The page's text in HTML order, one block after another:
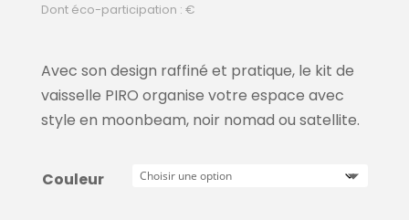
Dont éco-participation : €
Avec son design raffiné et pratique, le kit de
vaisselle PIRO organise votre espace avec
style en moonbeam, noir nomad ou satellite.
Couleur